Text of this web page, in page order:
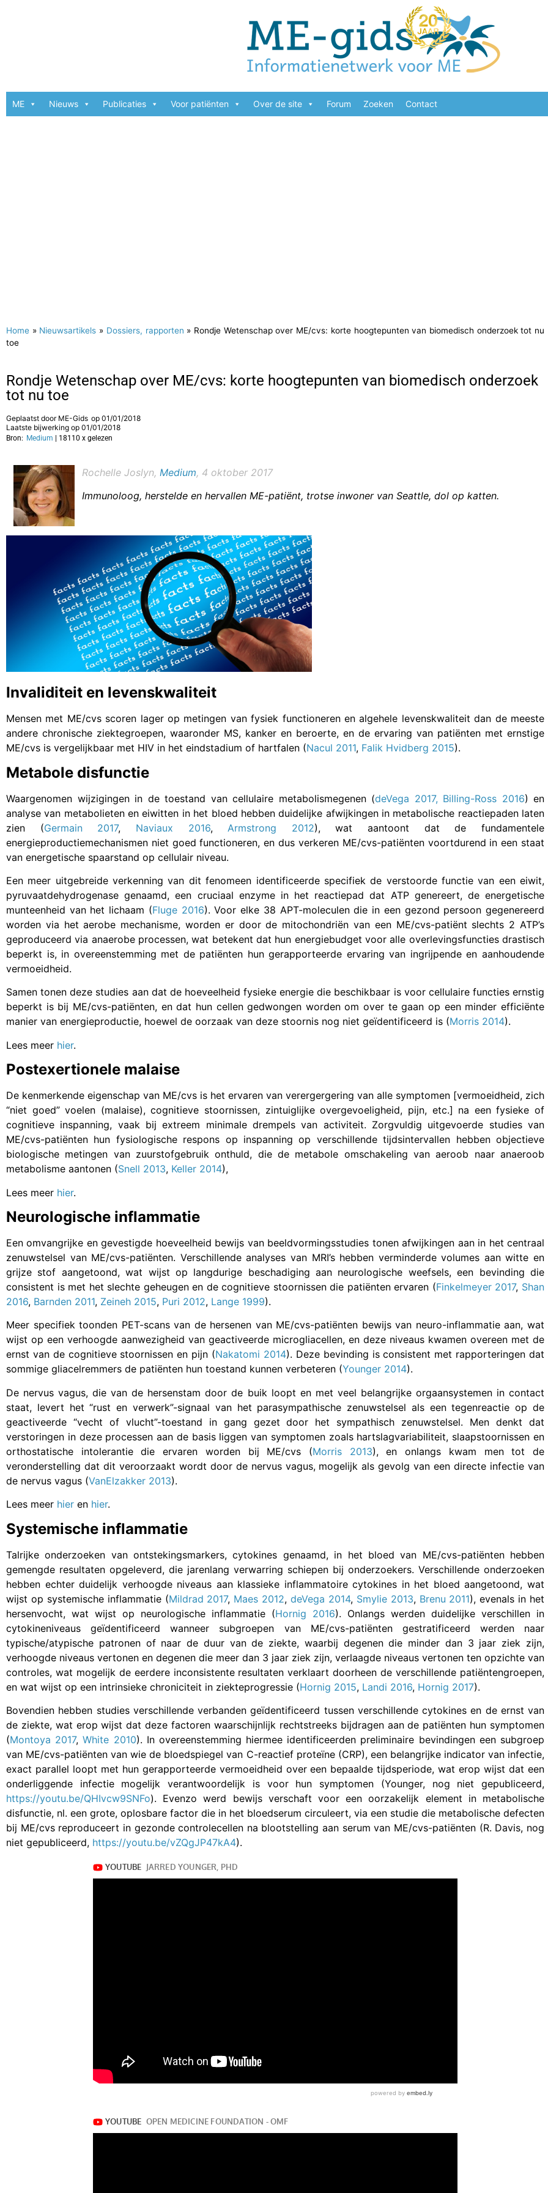
ME Nieuws Publicaties Voor patiënten Over de site Forum Zoeken Contact
Home » Nieuwsartikels » Dossiers, rapporten » Rondje Wetenschap over ME/cvs: korte hoogtepunten van biomedisch onderzoek tot nu
toe
Rondje Wetenschap over ME/cvs: korte hoogtepunten van biomedisch onderzoek
tot nu toe
Geplaatst door ME-Gids op 01/01/2018
Laatste bijwerking op 01/01/2018
Bron: Medium | 18110 x gelezen
Rochelle Joslyn, Medium, 4 oktober 2017
Immunoloog, herstelde en hervallen ME-patiënt, trotse inwoner van Seattle, dol op katten.
Invaliditeit en levenskwaliteit
Mensen met ME/cvs scoren lager op metingen van fysiek functioneren en algehele levenskwaliteit dan de meeste
andere chronische ziektegroepen, waaronder MS, kanker en beroerte, en de ervaring van patiënten met ernstige
ME/cvs is vergelijkbaar met HIV in het eindstadium of hartfalen (Nacul 2011, Falik Hvidberg 2015).
Metabole disfunctie
Waargenomen wijzigingen in de toestand van cellulaire metabolismegenen (deVega 2017, Billing-Ross 2016) en
analyse van metabolieten en eiwitten in het bloed hebben duidelijke afwijkingen in metabolische reactiepaden laten
zien (Germain 2017, Naviaux 2016, Armstrong 2012), wat aantoont dat de fundamentele
energieproductiemechanismen niet goed functioneren, en dus verkeren ME/cvs-patiënten voortdurend in een staat
van energetische spaarstand op cellulair niveau.
Een meer uitgebreide verkenning van dit fenomeen identificeerde specifiek de verstoorde functie van een eiwit,
pyruvaatdehydrogenase genaamd, een cruciaal enzyme in het reactiepad dat ATP genereert, de energetische
munteenheid van het lichaam (Fluge 2016). Voor elke 38 APT-moleculen die in een gezond persoon gegenereerd
worden via het aerobe mechanisme, worden er door de mitochondriën van een ME/cvs-patiënt slechts 2 ATP’s
geproduceerd via anaerobe processen, wat betekent dat hun energiebudget voor alle overlevingsfuncties drastisch
beperkt is, in overeenstemming met de patiënten hun gerapporteerde ervaring van ingrijpende en aanhoudende
vermoeidheid.
Samen tonen deze studies aan dat de hoeveelheid fysieke energie die beschikbaar is voor cellulaire functies ernstig
beperkt is bij ME/cvs-patiënten, en dat hun cellen gedwongen worden om over te gaan op een minder efficiënte
manier van energieproductie, hoewel de oorzaak van deze stoornis nog niet geïdentificeerd is (Morris 2014).
Lees meer hier.
Postexertionele malaise
De kenmerkende eigenschap van ME/cvs is het ervaren van verergergering van alle symptomen [vermoeidheid, zich
“niet goed” voelen (malaise), cognitieve stoornissen, zintuiglijke overgevoeligheid, pijn, etc.] na een fysieke of
cognitieve inspanning, vaak bij extreem minimale drempels van activiteit. Zorgvuldig uitgevoerde studies van
ME/cvs-patiënten hun fysiologische respons op inspanning op verschillende tijdsintervallen hebben objectieve
biologische metingen van zuurstofgebruik onthuld, die de metabole omschakeling van aeroob naar anaeroob
metabolisme aantonen (Snell 2013, Keller 2014),
Lees meer hier.
Neurologische inflammatie
Een omvangrijke en gevestigde hoeveelheid bewijs van beeldvormingsstudies tonen afwijkingen aan in het centraal
zenuwstelsel van ME/cvs-patiënten. Verschillende analyses van MRI’s hebben verminderde volumes aan witte en
grijze stof aangetoond, wat wijst op langdurige beschadiging aan neurologische weefsels, een bevinding die
consistent is met het slechte geheugen en de cognitieve stoornissen die patiënten ervaren (Finkelmeyer 2017, Shan
2016, Barnden 2011, Zeineh 2015, Puri 2012, Lange 1999).
Meer specifiek toonden PET-scans van de hersenen van ME/cvs-patiënten bewijs van neuro-inflammatie aan, wat
wijst op een verhoogde aanwezigheid van geactiveerde microgliacellen, en deze niveaus kwamen overeen met de
ernst van de cognitieve stoornissen en pijn (Nakatomi 2014). Deze bevinding is consistent met rapporteringen dat
sommige gliacelremmers de patiënten hun toestand kunnen verbeteren (Younger 2014).
De nervus vagus, die van de hersenstam door de buik loopt en met veel belangrijke orgaansystemen in contact
staat, levert het “rust en verwerk”-signaal van het parasympathische zenuwstelsel als een tegenreactie op de
geactiveerde “vecht of vlucht”-toestand in gang gezet door het sympathisch zenuwstelsel. Men denkt dat
verstoringen in deze processen aan de basis liggen van symptomen zoals hartslagvariabiliteit, slaapstoornissen en
orthostatische intolerantie die ervaren worden bij ME/cvs (Morris 2013), en onlangs kwam men tot de
veronderstelling dat dit veroorzaakt wordt door de nervus vagus, mogelijk als gevolg van een directe infectie van
de nervus vagus (VanElzakker 2013).
Lees meer hier en hier.
Systemische inflammatie
Talrijke onderzoeken van ontstekingsmarkers, cytokines genaamd, in het bloed van ME/cvs-patiënten hebben
gemengde resultaten opgeleverd, die jarenlang verwarring schiepen bij onderzoekers. Verschillende onderzoeken
hebben echter duidelijk verhoogde niveaus aan klassieke inflammatoire cytokines in het bloed aangetoond, wat
wijst op systemische inflammatie (Mildrad 2017, Maes 2012, deVega 2014, Smylie 2013, Brenu 2011), evenals in het
hersenvocht, wat wijst op neurologische inflammatie (Hornig 2016). Onlangs werden duidelijke verschillen in
cytokineniveaus geïdentificeerd wanneer subgroepen van ME/cvs-patiënten gestratificeerd werden naar
typische/atypische patronen of naar de duur van de ziekte, waarbij degenen die minder dan 3 jaar ziek zijn,
verhoogde niveaus vertonen en degenen die meer dan 3 jaar ziek zijn, verlaagde niveaus vertonen ten opzichte van
controles, wat mogelijk de eerdere inconsistente resultaten verklaart doorheen de verschillende patiëntengroepen,
en wat wijst op een intrinsieke chroniciteit in ziekteprogressie (Hornig 2015, Landi 2016, Hornig 2017).
Bovendien hebben studies verschillende verbanden geïdentificeerd tussen verschillende cytokines en de ernst van
de ziekte, wat erop wijst dat deze factoren waarschijnlijk rechtstreeks bijdragen aan de patiënten hun symptomen
(Montoya 2017,White 2010). In overeenstemming hiermee identificeerden preliminaire bevindingen een subgroep
van ME/cvs-patiënten van wie de bloedspiegel van C-reactief proteïne (CRP), een belangrijke indicator van infectie,
exact parallel loopt met hun gerapporteerde vermoeidheid over een bepaalde tijdsperiode, wat erop wijst dat een
onderliggende infectie mogelijk verantwoordelijk is voor hun symptomen (Younger, nog niet gepubliceerd,
https://youtu.be/QHIvcw9SNFo). Evenzo werd bewijs verschaft voor een oorzakelijk element in metabolische
disfunctie, nl. een grote, oplosbare factor die in het bloedserum circuleert, via een studie die metabolische defecten
bij ME/cvs reproduceert in gezonde controlecellen na blootstelling aan serum van ME/cvs-patiënten (R. Davis, nog
niet gepubliceerd, https://youtu.be/vZQgJP47kA4).